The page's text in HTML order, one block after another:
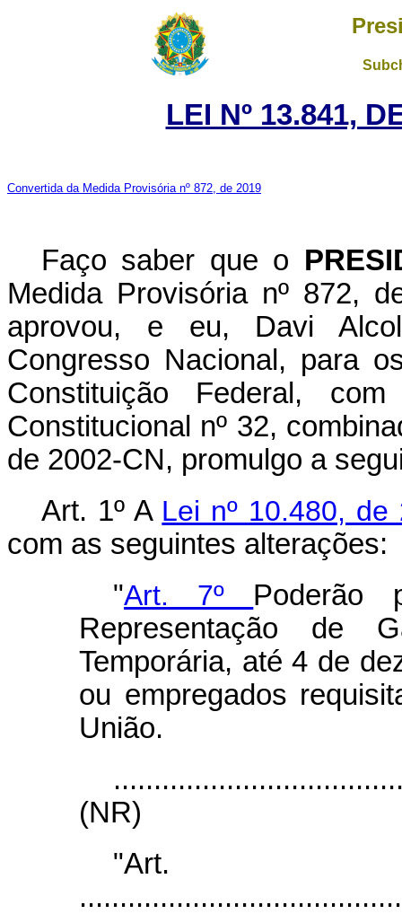
LEI Nº 13.841,
Convertida da Medida Provisória nº 872, de 2019
Faço saber que o
Medida Provisória nº 872,
aprovou, e eu, Davi
Congresso Nacional, para
Constituição Federal,
Constitucional nº 32,
de 2002-CN, promulgo a
Art. 1º A Lei nº 10.480,
com as seguintes alterações:
"Art. 7º Poderão
Representação de
Temporária, até 4 de
ou empregados
União.
(NR)